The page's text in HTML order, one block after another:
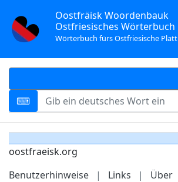
Oostfräisk Woordenbauk
Ostfriesisches Wörterbuch
Wörterbuch fürs Ostfriesische Platt
oostfraeisk.org
Benutzerhinweise
| Links | Über